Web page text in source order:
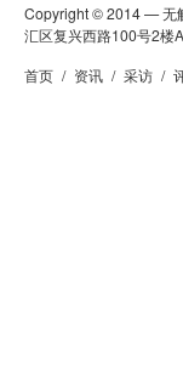
Copyright © 2014 — 无
汇区复兴西路100号2楼A
首页 / 资讯 / 采访 /